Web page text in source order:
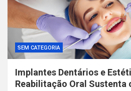
SEM CATEGORIA
Implantes Dentários e
Reabilitação Oral Sustenta